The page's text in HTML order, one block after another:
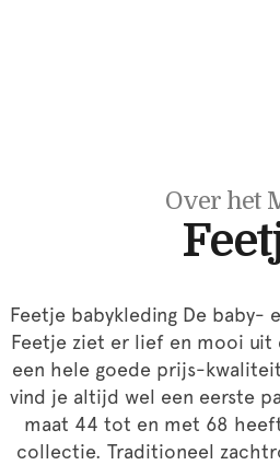
Over het
Feetje babykleding De baby-
Feetje ziet er lief en mooi uit
een hele goede prijs-
vind je altijd wel een eerste
maat 44 tot en met 68
collectie. Traditioneel